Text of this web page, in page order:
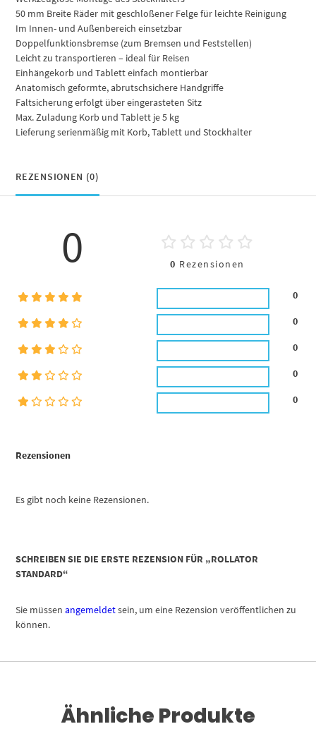
50 mm Breite Räder mit geschloßener Felge für leichte Reinigung
Im Innen- und Außenbereich einsetzbar
Doppelfunktionsbremse (zum Bremsen und Feststellen)
Leicht zu transportieren – ideal für Reisen
Einhängekorb und Tablett einfach montierbar
Anatomisch geformte, abrutschsichere Handgriffe
Faltsicherung erfolgt über eingerasteten Sitz
Max. Zuladung Korb und Tablett je 5 kg
Lieferung serienmäßig mit Korb, Tablett und Stockhalter
REZENSIONEN (0)
Rezensionen
Es gibt noch keine Rezensionen.
0 0 Rezensionen
0
0
0
0
0
SCHREIBEN SIE DIE ERSTE REZENSION FÜR „ROLLATOR
STANDARD“
Sie müssenangemeldetsein, um eine Rezension veröffentlichen zu
können.
Ähnliche Produkte